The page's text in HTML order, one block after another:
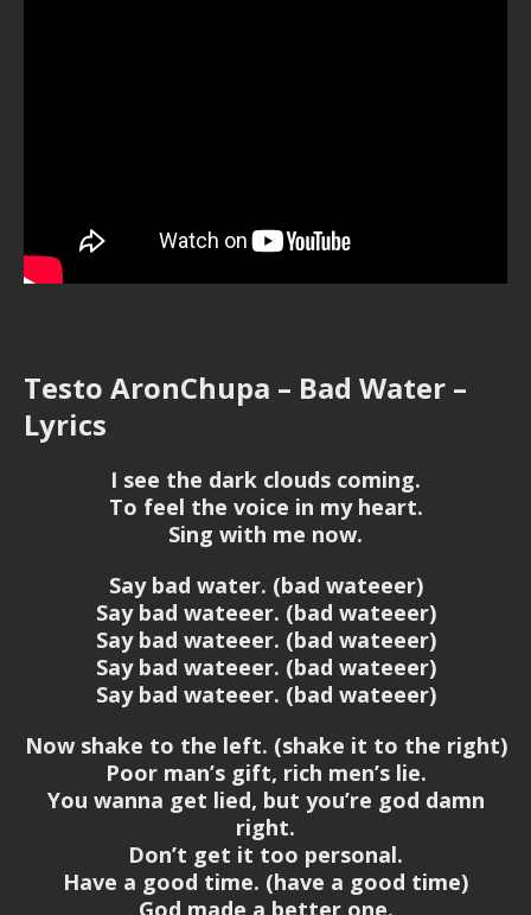
Testo AronChupa – Bad Water –
Lyrics
I see the dark clouds coming.
To feel the voice in my heart.
Sing with me now.
Say bad water. (bad wateeer)
Say bad wateeer. (bad wateeer)
Say bad wateeer. (bad wateeer)
Say bad wateeer. (bad wateeer)
Say bad wateeer. (bad wateeer)
Now shake to the left. (shake it to the right)
Poor man’s gift, rich men’s lie.
You wanna get lied, but you’re god damn
right.
Don’t get it too personal.
Have a good time. (have a good time)